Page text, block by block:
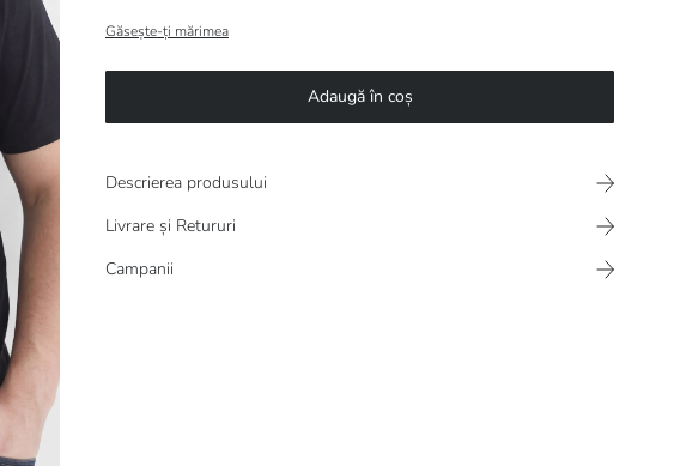
Găsește-ți mărimea
Adaugă în coș
Descrierea produsului
Livrare și Retururi
Campanii